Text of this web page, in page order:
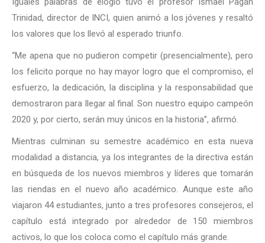
Trinidad, director de INCI, quien animó a los jóvenes y resaltó
los valores que los llevó al esperado triunfo.
“Me apena que no pudieron competir (presencialmente), pero
los felicito porque no hay mayor logro que el compromiso, el
esfuerzo, la dedicación, la disciplina y la responsabilidad que
demostraron para llegar al final. Son nuestro equipo campeón
2020 y, por cierto, serán muy únicos en la historia”, afirmó.
Mientras culminan su semestre académico en esta nueva
modalidad a distancia, ya los integrantes de la directiva están
en búsqueda de los nuevos miembros y líderes que tomarán
las riendas en el nuevo año académico. Aunque este año
viajaron 44 estudiantes, junto a tres profesores consejeros, el
capítulo está integrado por alrededor de 150 miembros
activos, lo que los coloca como el capítulo más grande.